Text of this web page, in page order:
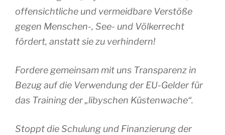
offensichtliche und vermeidbare Verstöße
gegen Menschen-, See- und Völkerrecht
fördert, anstatt sie zu verhindern!
Fordere gemeinsam mit uns Transparenz in
Bezug auf die Verwendung der EU-Gelder für
das Training der „libyschen Küstenwache“.
Stoppt die Schulung und Finanzierung der